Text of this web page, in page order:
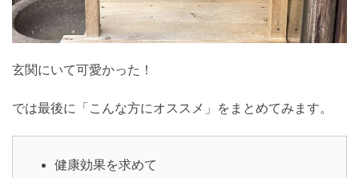
玄関にいて可愛かった！
では最後に「こんな方にオススメ」をまとめてみます。
健康効果を求めて